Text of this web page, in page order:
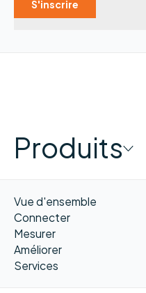
Produits
Vue d'ensemble
Connecter
Mesurer
Améliorer
Services